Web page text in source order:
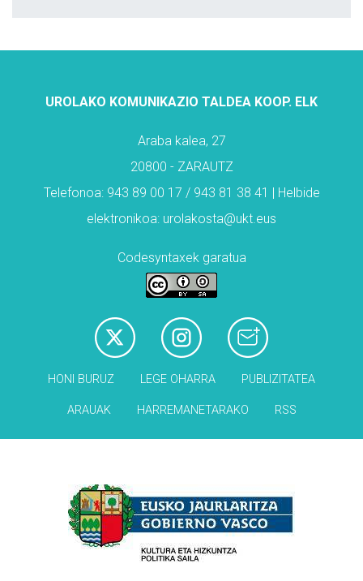
UROLAKO KOMUNIKAZIO TALDEA KOOP. ELK
Araba kalea, 27
20800 - ZARAUTZ
Telefonoa: 943 89 00 17 / 943 81 38 41 | Helbide
elektronikoa: urolakosta@ukt.eus
Codesyntaxek garatua
HONI BURUZ LEGE OHARRA PUBLIZITATEA
ARAUAK HARREMANETARAKO RSS